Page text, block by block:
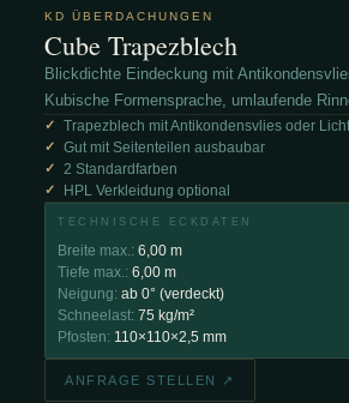
KD ÜBERDACHUNGEN
Cube Trapezblech
Blickdichte Eindeckung mit
Kubische Formensprache, umlaufende
Trapezblech mit Antikondensvlies oder
Gut mit Seitenteilen ausbaubar
2 Standardfarben
HPL Verkleidung optional
TECHNISCHE ECKDATEN
Breite max.:6,00 m
Tiefe max.:6,00 m
Neigung:ab 0° (verdeckt)
Schneelast:75 kg/m²
Pfosten: 110×110×2,5 mm
ANFRAGE STELLEN ↗